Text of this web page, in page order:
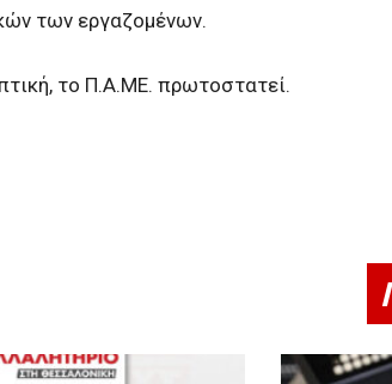
των εργαζομένων.
το Π.Α.ΜΕ. πρωτοστατεί.